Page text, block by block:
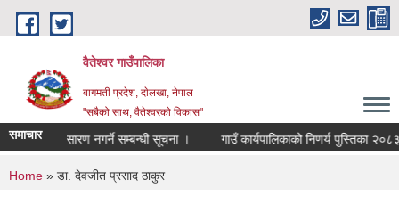
Skip to main content
वैतेश्वर गाउँपालिका
बागमती प्रदेश, दाेलखा, नेपाल
"सबैको साथ, वैतेश्वरको विकास"
समाचार/ प्रसारण नगर्ने सम्बन्धी सूचना । गाउँ कार्यपालिकाको निणर्य पुस्तिका
You are here
Home » डा. देवजीत प्रसाद ठाकुर